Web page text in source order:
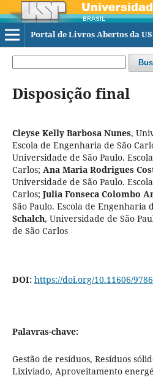
Portal de Livros Abertos da
Disposição final
Cleyse Kelly Barbosa Nunes,
Escola de Engenharia de São
Universidade de São Paulo.
Carlos; Ana Maria Rodrigues
Universidade de São Paulo.
Carlos; Julia Fonseca Colombo
São Paulo. Escola de Engenharia
Schalch, Universidade de São
de São Carlos
DOI: https://doi.org/10.11606/
Palavras-chave:
Gestão de resíduos, Resíduos
Lixiviado, Aproveitamento